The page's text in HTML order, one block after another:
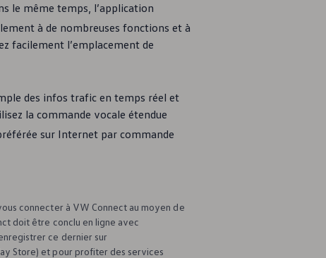
le même temps, l’application
à de nombreuses fonctions et à
facilement l’emplacement de
des infos trafic en temps réel et
la commande vocale étendue
sur Internet par commande
connecter à VW Connect au moyen de
doit être conclu en ligne avec
ce dernier sur
Store) et pour profiter des services